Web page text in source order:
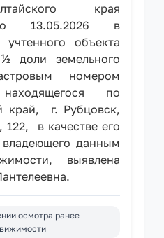
края
13.05.2026 в
объекта
доли земельного
номером
находящегося по
край, г. Рубцовск,
в качестве его
владеющего данным
выявлена
осмотра ранее